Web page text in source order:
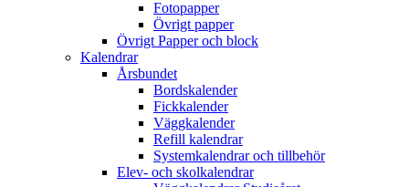
Fotopapper
Övrigt papper
Övrigt Papper och block
Kalendrar
Årsbundet
Bordskalender
Fickkalender
Väggkalender
Refill kalendrar
Systemkalendrar och tillbehör
Elev- och skolkalendrar